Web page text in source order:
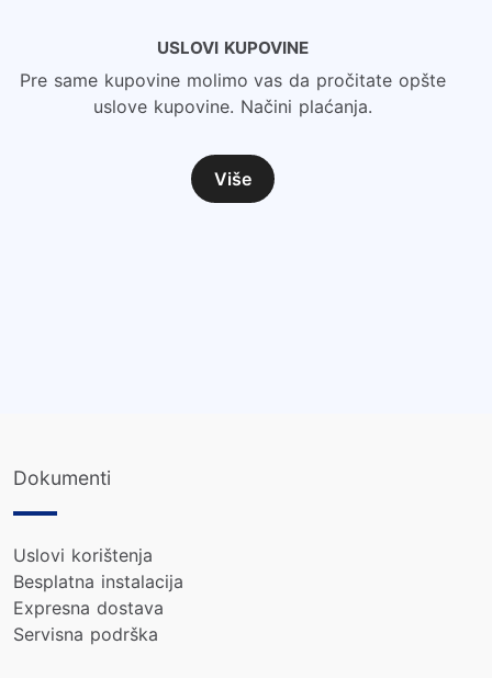
USLOVI KUPOVINE
Pre same kupovine molimo vas da pročitate opšte
uslove kupovine. Načini plaćanja.
Više
Dokumenti
Uslovi korištenja
Besplatna instalacija
Expresna dostava
Servisna podrška